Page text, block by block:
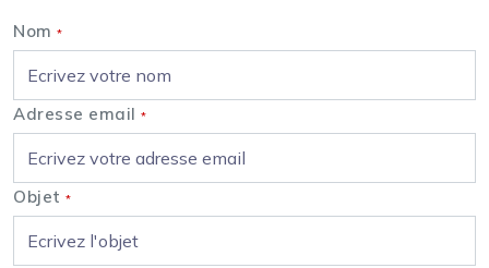
Nom *
Adresse email *
Objet *